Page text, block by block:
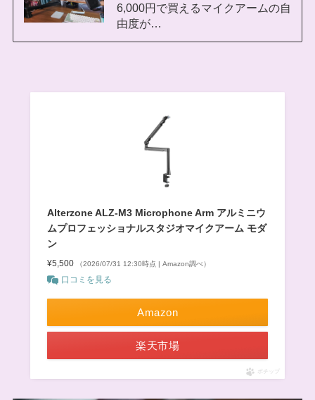
6,000円で買えるマイクアームの自
由度が…
Alterzone ALZ-M3 Microphone Arm アルミニウ
ムプロフェッショナルスタジオマイクアーム モダ
ン
¥5,500 （2026/07/31 12:30時点 | Amazon調べ）
口コミを見る
Amazon
楽天市場
ポチップ